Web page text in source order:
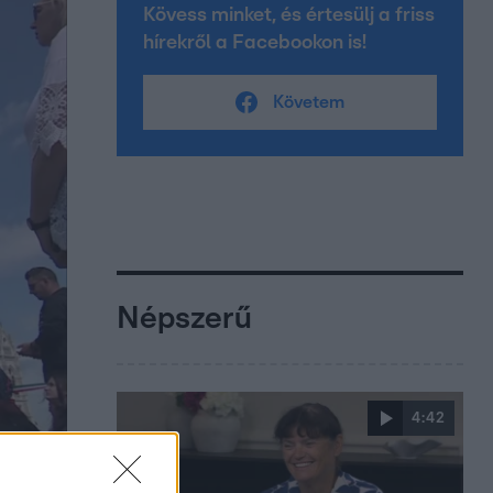
Kövess minket, és értesülj a friss
hírekről a Facebookon is!
Követem
Népszerű
4:42